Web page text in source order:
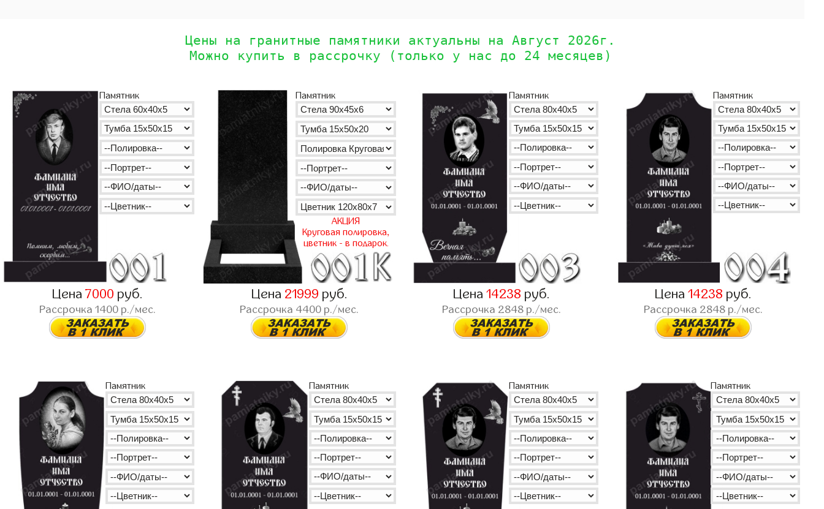
Цены на гранитные памятники актуальны на Август 2026г.
Можно купить в рассрочку (только у нас до 24 месяцев)
Памятник
Цена7000 руб.
Рассрочка1400 р./мес.
Памятник
АКЦИЯ
Круговая полировка,
цветник - в подарок.
Цена 21999 руб.
Рассрочка 4400 р./мес.
Памятник
Цена 14238 руб.
Рассрочка 2848р./мес.
Памятник
Цена 14238 руб.
Рассрочка 2848р./мес.
Памятник Памятник Памятник Памятник